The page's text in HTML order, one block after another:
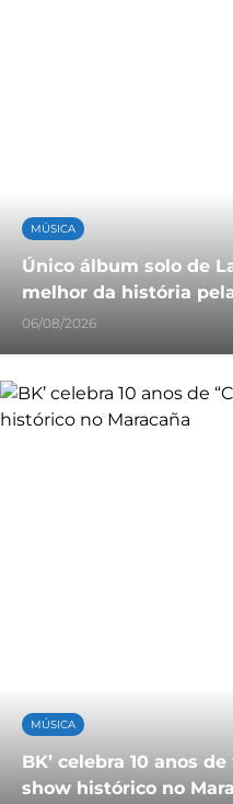
MÚSICA
Único álbum solo de
melhor da história
06/08/2026
MÚSICA
BK’ celebra 10 anos
show histórico no